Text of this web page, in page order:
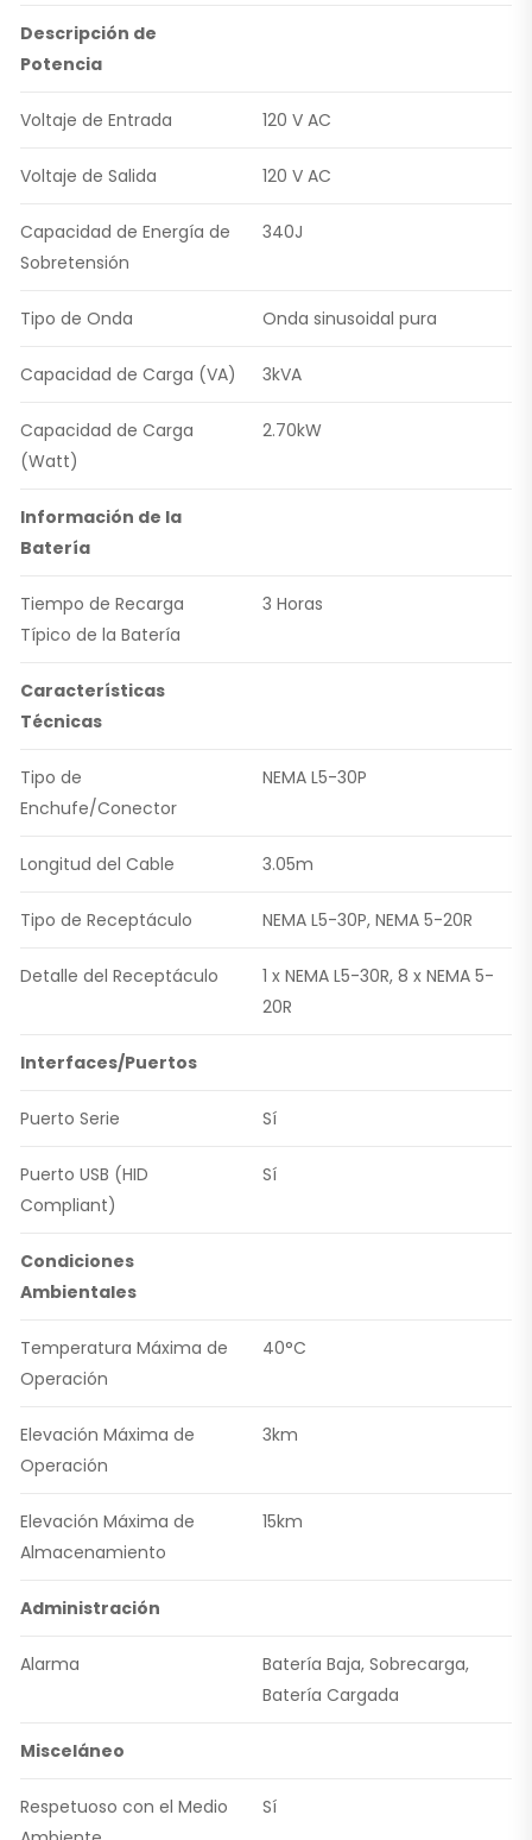
Descripción de
Potencia
Voltaje de Entrada 120 V AC
Voltaje de Salida 120 V AC
Capacidad de Energía de
Sobretensión
340J
Tipo de Onda Onda sinusoidal pura
Capacidad de Carga (VA) 3kVA
Capacidad de Carga
(Watt)
2.70kW
Información de la
Batería
Tiempo de Recarga
Típico de la Batería
3 Horas
Características
Técnicas
Tipo de
Enchufe/Conector
NEMA L5-30P
Longitud del Cable 3.05m
Tipo de Receptáculo NEMA L5-30P, NEMA 5-20R
Detalle del Receptáculo
1 x NEMA L5-30R, 8 x NEMA 5-
20R
Interfaces/Puertos
Puerto Serie Sí
Puerto USB (HID
Compliant)
Sí
Condiciones
Ambientales
Temperatura Máxima de
Operación
40°C
Elevación Máxima de
Operación
3km
Elevación Máxima de
Almacenamiento
15km
Administración
Alarma
Batería Baja, Sobrecarga,
Batería Cargada
Misceláneo
Respetuoso con el Medio
Sí